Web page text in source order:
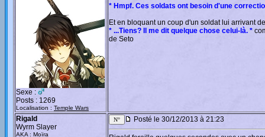
Sexe :
Posts : 1269
Localisation : Temple Wars
* Hmpf. Ces soldats ont besoin d'une
Et en bloquant un coup d'un soldat lui arrivant
* ...Tiens? Il me dit quelque chose celui-là. *
de Seto
Rigald
Wyrm Slayer
AKA : Moïra
Posté le 30/12/2013 à 21:23